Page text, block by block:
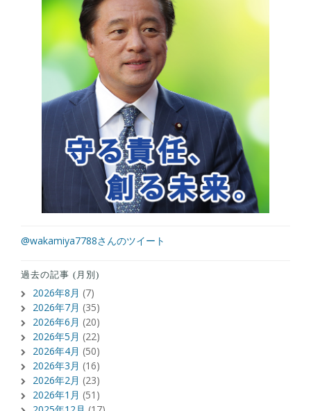
@wakamiya7788さんのツイート
過去の記事 (月別)
2026年8月 (7)
2026年7月 (35)
2026年6月 (20)
2026年5月 (22)
2026年4月 (50)
2026年3月 (16)
2026年2月 (23)
2026年1月 (51)